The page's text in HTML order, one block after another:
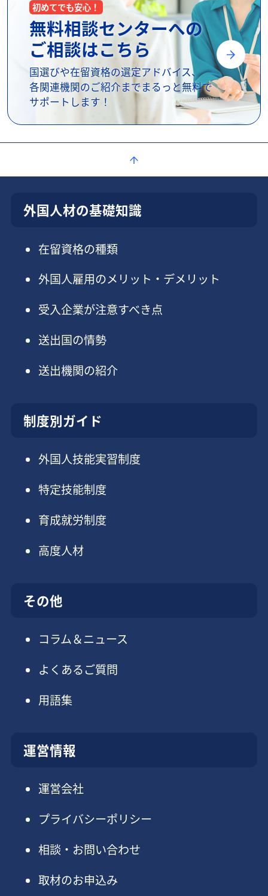
初めてでも安心！
無料相談センターへの
ご相談はこちら
国選びや在留資格の選定アドバイス、
各関連機関のご紹介までまるっと無料で
サポートします！
外国人材の基礎知識
在留資格の種類
外国人雇用のメリット・デメリット
受入企業が注意すべき点
送出国の情勢
送出機関の紹介
制度別ガイド
外国人技能実習制度
特定技能制度
育成就労制度
高度人材
その他
コラム＆ニュース
よくあるご質問
用語集
運営情報
運営会社
プライバシーポリシー
相談・お問い合わせ
取材のお申込み